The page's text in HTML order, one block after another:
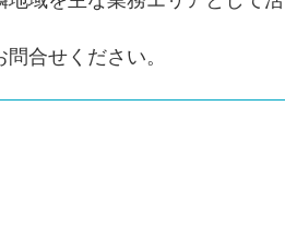
義預金 贈与税
合せください。